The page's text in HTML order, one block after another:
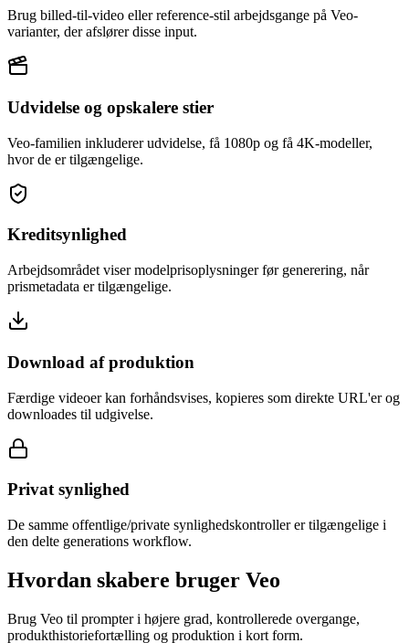
Brug billed-til-video eller reference-stil arbejdsgange på Veo-
varianter, der afslører disse input.
Udvidelse og opskalere stier
Veo-familien inkluderer udvidelse, få 1080p og få 4K-modeller,
hvor de er tilgængelige.
Kreditsynlighed
Arbejdsområdet viser modelprisoplysninger før generering, når
prismetadata er tilgængelige.
Download af produktion
Færdige videoer kan forhåndsvises, kopieres som direkte URL'er og
downloades til udgivelse.
Privat synlighed
De samme offentlige/private synlighedskontroller er tilgængelige i
den delte generations workflow.
Hvordan skabere bruger Veo
Brug Veo til prompter i højere grad, kontrollerede overgange,
produkthistoriefortælling og produktion i kort form.